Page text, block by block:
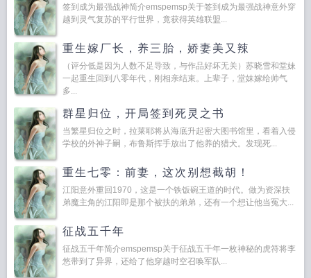
签到成为最强战神简介emspemsp关于签到成为最强战神意外穿
越到灵气复苏的平行世界，竟获得英雄联盟...
重生嫁厂长，养三胎，娇妻美又辣
（评分低是因为人数不足导致，与作品好坏无关）苏晓雪和堂妹
一起重生回到八零年代，刚相亲结束。上辈子，堂妹嫁给帅气
多...
群星归位，开局签到死灵之书
当繁星归位之时，拉莱耶将从海底升起密大图书馆里，看着入侵
学校的外神子嗣，布鲁斯挥手放出了他养的猎犬。发现死...
重生七零：前妻，这次别想截胡！
江阳意外重回1970，这是一个铁饭碗王道的时代。做为资深扶
弟魔主角的江阳即是那个被扶的弟弟，还有一个想让他当冤大...
征战五千年
征战五千年简介emspemsp关于征战五千年一枚神秘的虎符将李
悠带到了异界，还给了他穿越时空召唤军队...